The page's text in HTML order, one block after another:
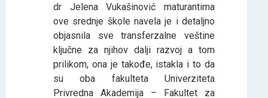
dr Jelena Vukašinović maturantima
ove srednje škole navela je i detaljno
objasnila sve transferzalne veštine
ključne za njihov dalji razvoj a tom
prilikom, ona je takođe, istakla i to da
su oba fakulteta Univerziteta
Privredna Akademija – Fakultet za